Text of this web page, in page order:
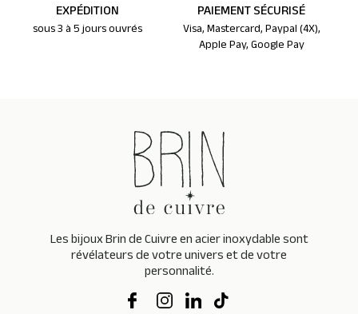
EXPÉDITION
sous 3 à 5 jours ouvrés
PAIEMENT SÉCURISÉ
Visa, Mastercard, Paypal (4X),
Apple Pay, Google Pay
Les bijoux Brin de Cuivre en acier inoxydable sont
révélateurs de votre univers et de votre
personnalité.